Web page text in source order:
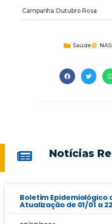
Campanha Outubro Rosa
Saúde
Notícias
Boletim Epidemiológico
Atualização de 01/01 a